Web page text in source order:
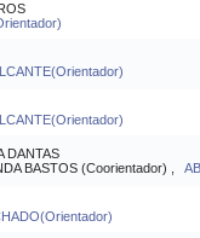
DANTAS
BASTOS (Coorientador) ,